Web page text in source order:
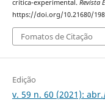
crítica-experimental. Revista
https://doi.org/10.21680/
Fomatos de Citação
Edição
v. 59 n. 60 (2021):